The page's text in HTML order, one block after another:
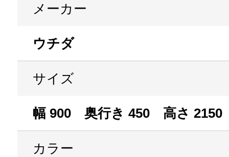
メーカー
ウチダ
サイズ
幅 900 奥行き 450 高さ 2150
カラー